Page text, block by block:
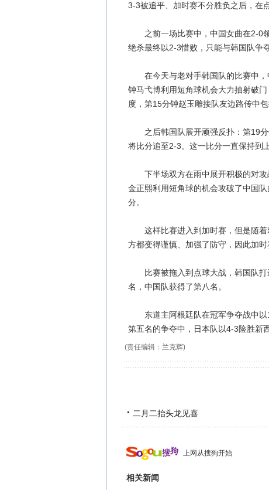
3-3被追平、加时赛不分胜负之后，在
之前一场比赛中，中国女曲在2-0领
绝杀最终以2-3惜败，只能与韩国队争
在今天与老对手韩国队的比赛中，
钟马弋博利用短角球机会大力抽射破
度，第15分钟赵玉雕接队友边路传中
之后韩国队展开顽强反扑：第19分
将比分追至2-3。这一比分一直保持到
下半场双方在雨中展开积极的对攻
金正熙利用短角球的机会攻破了中国
分。
这样比赛进入到加时赛，但是随着
方都变得谨慎、加强了防守，因此加
比赛被拖入到点球大战，韩国队打
名，中国队获得了第八名。
东道主阿根廷队在冠军争夺战中以
第五名的争夺中，日本队以4-3险胜新
(责任编辑：兰克辉)
二月二抬头龙见喜
上网从搜狗开始
相关新闻